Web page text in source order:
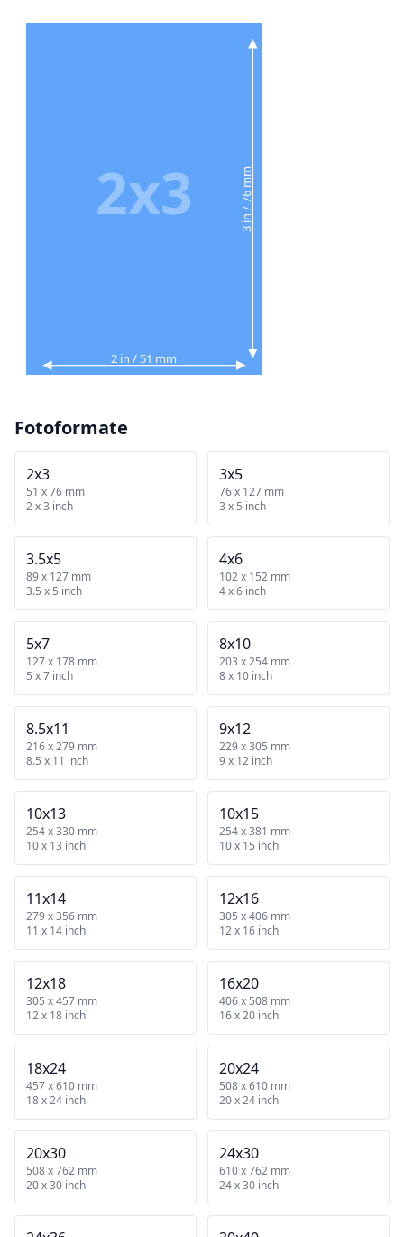
2 in / 51 mm
3 in / 76 mm
2x3
Fotoformate
2x3
51 x 76 mm
2 x 3 inch
3x5
76 x 127 mm
3 x 5 inch
3.5x5
89 x 127 mm
3.5 x 5 inch
4x6
102 x 152 mm
4 x 6 inch
5x7
127 x 178 mm
5 x 7 inch
8x10
203 x 254 mm
8 x 10 inch
8.5x11
216 x 279 mm
8.5 x 11 inch
9x12
229 x 305 mm
9 x 12 inch
10x13
254 x 330 mm
10 x 13 inch
10x15
254 x 381 mm
10 x 15 inch
11x14
279 x 356 mm
11 x 14 inch
12x16
305 x 406 mm
12 x 16 inch
12x18
305 x 457 mm
12 x 18 inch
16x20
406 x 508 mm
16 x 20 inch
18x24
457 x 610 mm
18 x 24 inch
20x24
508 x 610 mm
20 x 24 inch
20x30
508 x 762 mm
20 x 30 inch
24x30
610 x 762 mm
24 x 30 inch